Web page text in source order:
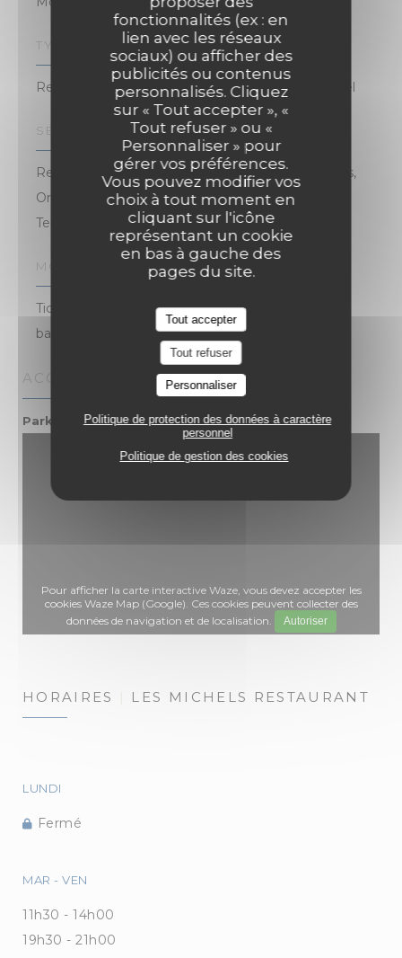
fonctionnalités (ex : en
lien avec les réseaux
sociaux) ou afficher des
publicités ou contenus
personnalisés. Cliquez
sur « Tout accepter », «
Tout refuser » ou «
Personnaliser » pour
gérer vos préférences.
Vous pouvez modifier vos
choix à tout moment en
cliquant sur l'icône
représentant un cookie
en bas à gauche des
pages du site.
Tout accepter
Tout refuser
Personnaliser
Politique de protection des données à caractère
personnel
Politique de gestion des cookies
TYPE DE RESTAURANT
Restaurant Bistronomique, Restaurant Traditionnel
SERVICES
Repas d'anniversaire , Organisation d'événements,
Organisation de réception (mariages, Séminaires,
Terrasse, Privatisation
MOYENS DE PAIEMENT
Ticket Restaurant, Eurocard/Mastercard, Virement
bancaire, Espèces, Visa, Chèques, Carte Bleue
ACCÈS
Parking GRATUIT - 40 PLACES
Pour afficher la carte interactive Waze, vous devez accepter les
cookies Waze Map (Google). Ces cookies peuvent collecter des
données de navigation et de localisation.
Autoriser
HORAIRES LES MICHELS RESTAURANT
LUNDI
Fermé
MAR - VEN
11h30 - 14h00
19h30 - 21h00